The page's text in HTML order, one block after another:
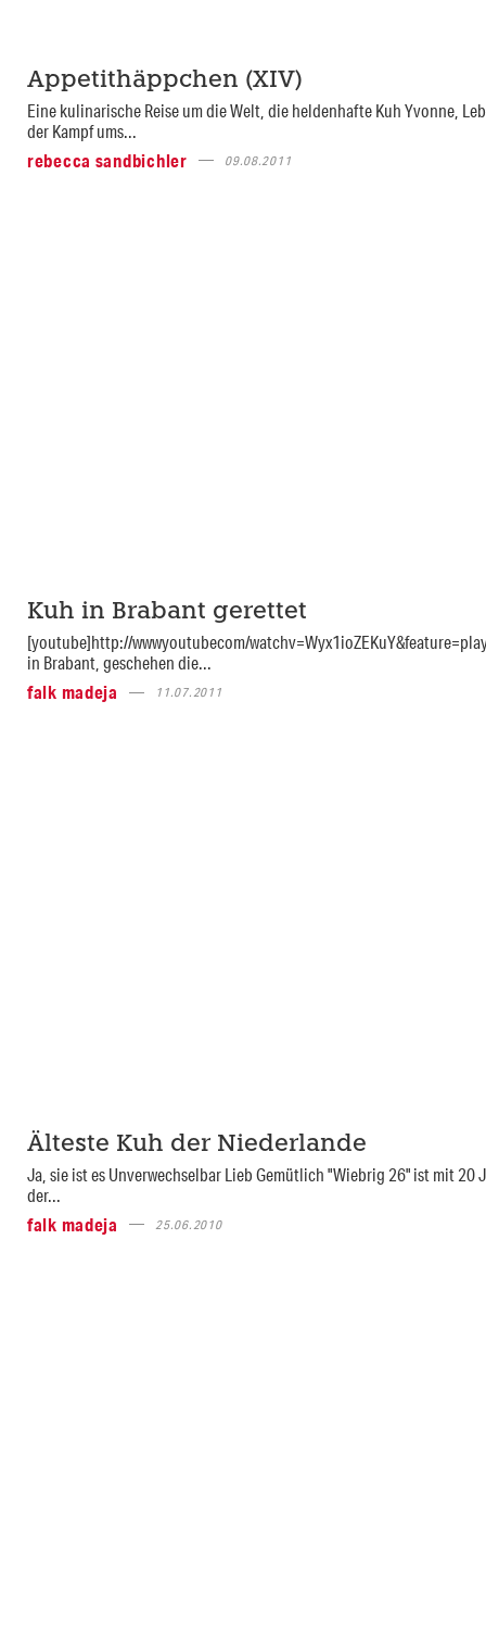
Appetithäppchen (XIV)
Eine kulinarische Reise um die Welt, die heldenhafte Kuh Yvonne,
der Kampf ums...
rebecca sandbichler
09.08.2011
Kuh in Brabant gerettet
[youtube]http://wwwyoutubecom/
in Brabant, geschehen die...
falk madeja
11.07.2011
Älteste Kuh der Niederlande
Ja, sie ist es Unverwechselbar Lieb Gemütlich "Wiebrig 26" ist mit 20
der...
falk madeja
25.06.2010